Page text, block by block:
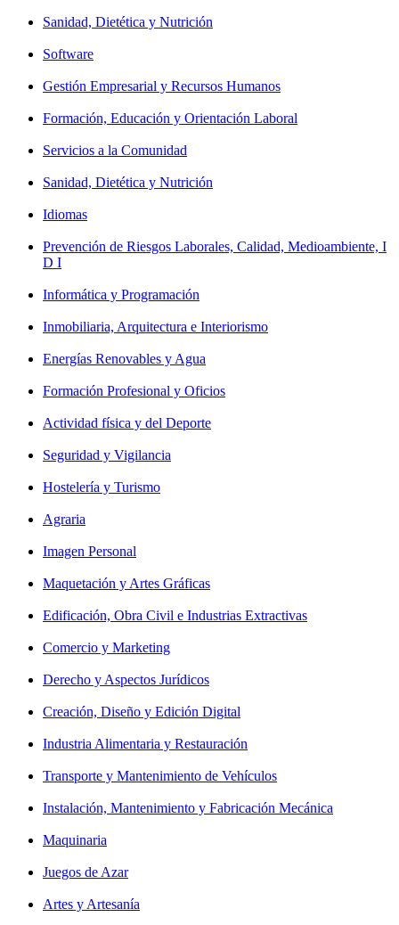
Sanidad, Dietética y Nutrición
Software
Gestión Empresarial y Recursos Humanos
Formación, Educación y Orientación Laboral
Servicios a la Comunidad
Sanidad, Dietética y Nutrición
Idiomas
Prevención de Riesgos Laborales, Calidad, Medioambiente, I
D I
Informática y Programación
Inmobiliaria, Arquitectura e Interiorismo
Energías Renovables y Agua
Formación Profesional y Oficios
Actividad física y del Deporte
Seguridad y Vigilancia
Hostelería y Turismo
Agraria
Imagen Personal
Maquetación y Artes Gráficas
Edificación, Obra Civil e Industrias Extractivas
Comercio y Marketing
Derecho y Aspectos Jurídicos
Creación, Diseño y Edición Digital
Industria Alimentaria y Restauración
Transporte y Mantenimiento de Vehículos
Instalación, Mantenimiento y Fabricación Mecánica
Maquinaria
Juegos de Azar
Artes y Artesanía